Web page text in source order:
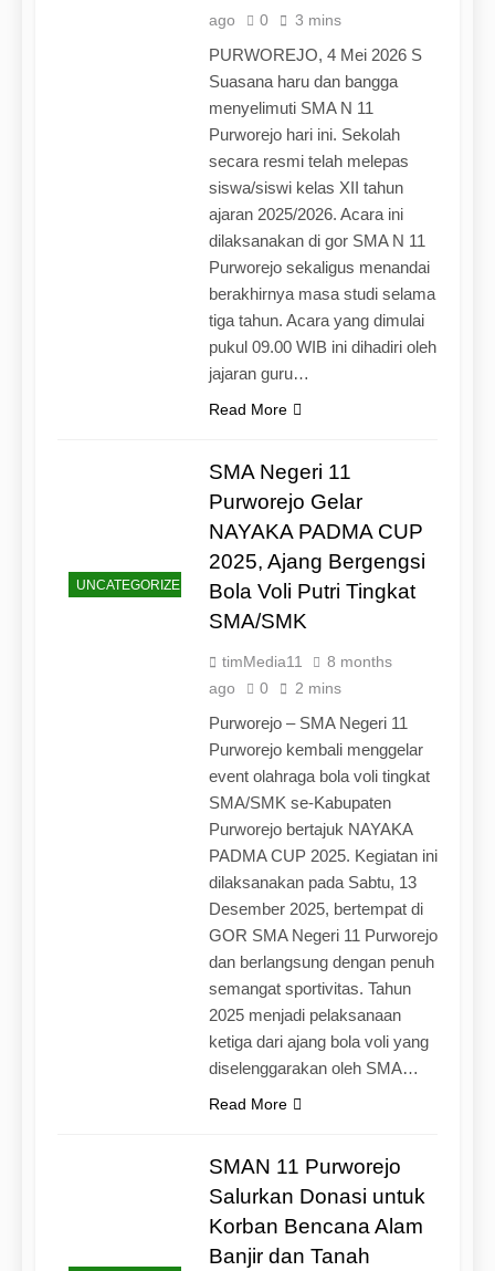
ago
0 3 mins
PURWOREJO, 4 Mei 2026 S
Suasana haru dan bangga
menyelimuti SMA N 11
Purworejo hari ini. Sekolah
secara resmi telah melepas
siswa/siswi kelas XII tahun
ajaran 2025/2026. Acara ini
dilaksanakan di gor SMA N 11
Purworejo sekaligus menandai
berakhirnya masa studi selama
tiga tahun. Acara yang dimulai
pukul 09.00 WIB ini dihadiri oleh
jajaran guru…
Read More
UNCATEGORIZED
SMA Negeri 11
Purworejo Gelar
NAYAKA PADMA CUP
2025, Ajang Bergengsi
Bola Voli Putri Tingkat
SMA/SMK
timMedia11
8 months
ago
0 2 mins
Purworejo – SMA Negeri 11
Purworejo kembali menggelar
event olahraga bola voli tingkat
SMA/SMK se-Kabupaten
Purworejo bertajuk NAYAKA
PADMA CUP 2025. Kegiatan ini
dilaksanakan pada Sabtu, 13
Desember 2025, bertempat di
GOR SMA Negeri 11 Purworejo
dan berlangsung dengan penuh
semangat sportivitas. Tahun
2025 menjadi pelaksanaan
ketiga dari ajang bola voli yang
diselenggarakan oleh SMA…
Read More
SMAN 11 Purworejo
Salurkan Donasi untuk
Korban Bencana Alam
Banjir dan Tanah